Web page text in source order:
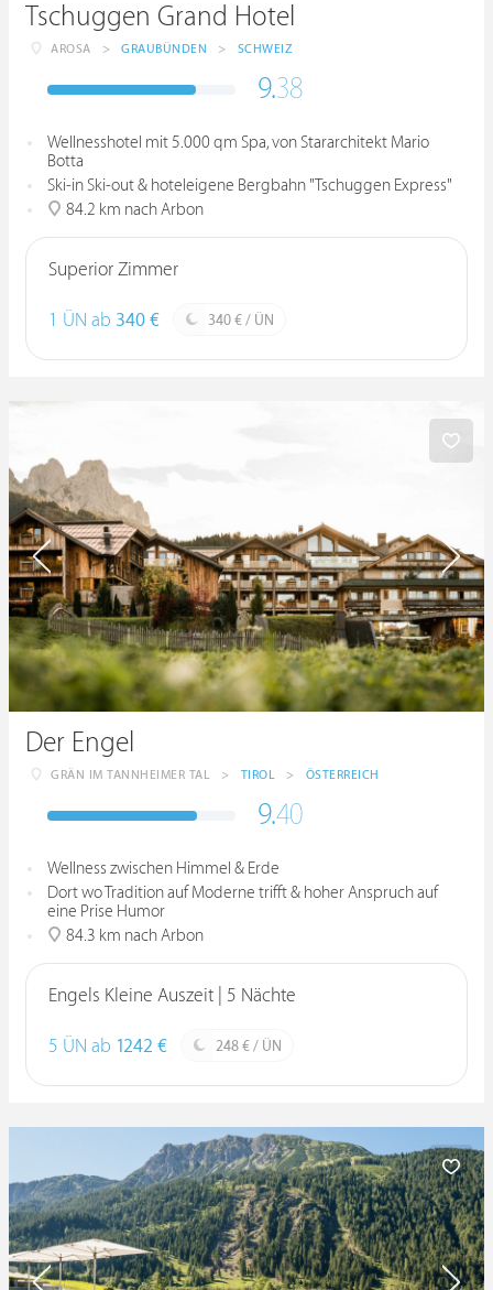
Tschuggen Grand Hotel
AROSA > GRAUBÜNDEN > SCHWEIZ
9.38
Wellnesshotel mit 5.000 qm Spa, von Stararchitekt Mario
Botta
Ski-in Ski-out & hoteleigene Bergbahn "Tschuggen Express"
84.2 km nach Arbon
Superior Zimmer
1 ÜN ab 340 € 340 € / ÜN
Der Engel
GRÄN IM TANNHEIMER TAL > TIROL > ÖSTERREICH
9.40
Wellness zwischen Himmel & Erde
Dort wo Tradition auf Moderne trifft & hoher Anspruch auf
eine Prise Humor
84.3 km nach Arbon
Engels Kleine Auszeit | 5 Nächte
5 ÜN ab 1242 € 248 € / ÜN